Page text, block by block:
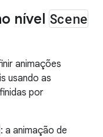
nível Scene
animações
usando as
por
: a animação de